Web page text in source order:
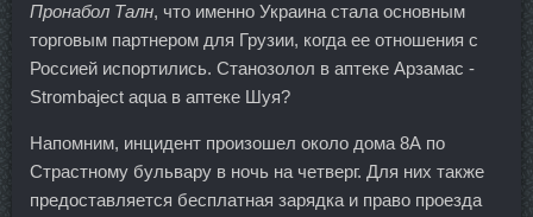
Пронабол Талн, что именно Украина стала основным
торговым партнером для Грузии, когда ее отношения с
Россией испортились. Станозолол в аптеке Арзамас -
Strombaject aqua в аптеке Шуя?
Напомним, инцидент произошел около дома 8А по
Страстному бульвару в ночь на четверг. Для них также
предоставляется бесплатная зарядка и право проезда